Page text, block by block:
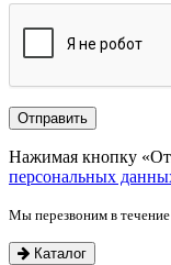
Нажимая кнопку
персональных
Мы перезвоним в течение
Каталог